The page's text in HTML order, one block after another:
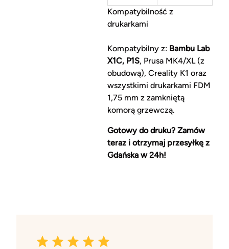
Kompatybilność z
drukarkami
Kompatybilny z: Bambu Lab
X1C, P1S, Prusa MK4/XL (z
obudową), Creality K1 oraz
wszystkimi drukarkami FDM
1,75 mm z zamkniętą
komorą grzewczą.
Gotowy do druku? Zamów
teraz i otrzymaj przesyłkę z
Gdańska w 24h!